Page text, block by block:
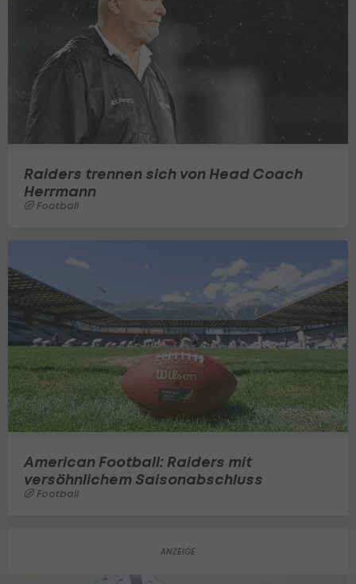
Raiders trennen sich von Head Coach
Herrmann
Football
American Football: Raiders mit
versöhnlichem Saisonabschluss
Football